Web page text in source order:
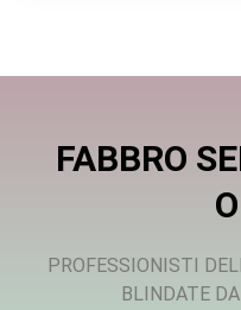
FABBRO
PROFESSIONISTI
BLINDATE